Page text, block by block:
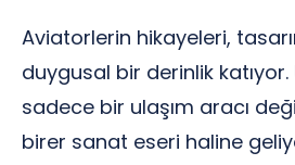
Aviatorlerin hikayeleri,
duygusal bir derinlik katıyor.
sadece bir ulaşım aracı
birer sanat eseri haline